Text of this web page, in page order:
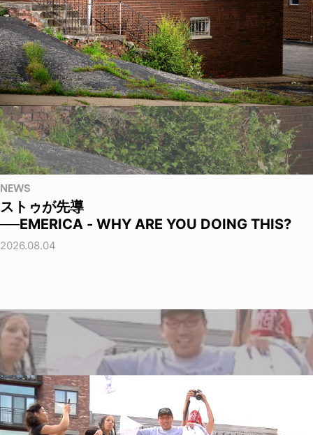
NEWS
ストゥが先導
──EMERICA - WHY ARE YOU DOING THIS?
2026.08.04